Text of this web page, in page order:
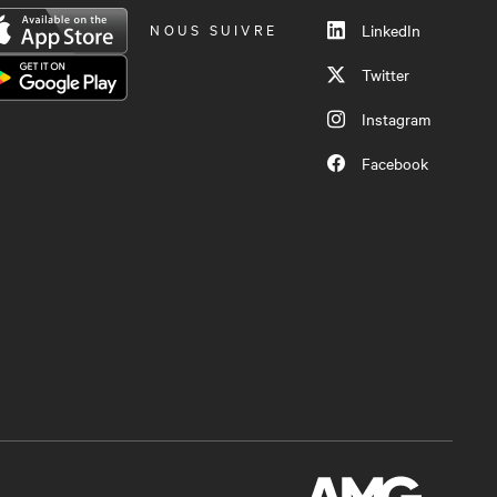
NOUS SUIVRE
LinkedIn
Twitter
Instagram
Facebook